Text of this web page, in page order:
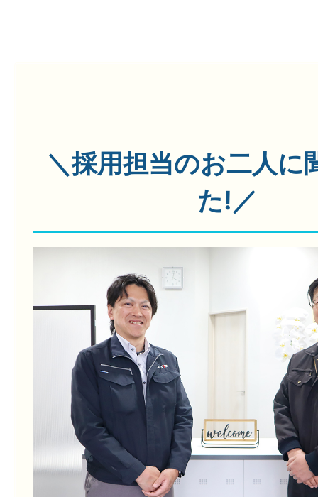
＼採用担当のお二人に
た!／